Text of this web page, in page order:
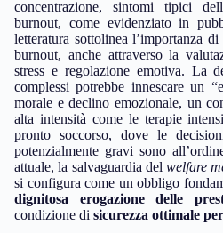
concentrazione, sintomi tipici
burnout, come evidenziato in
letteratura sottolinea l’importanza
burnout, anche attraverso la
stress e regolazione emotiva. La
complessi potrebbe innescare un
morale e declino emozionale, un
alta intensità come le terapie
pronto soccorso, dove le
potenzialmente gravi sono
attuale, la salvaguardia del welfare
si configura come un obbligo
dignitosa erogazione delle
condizione di sicurezza ottimale